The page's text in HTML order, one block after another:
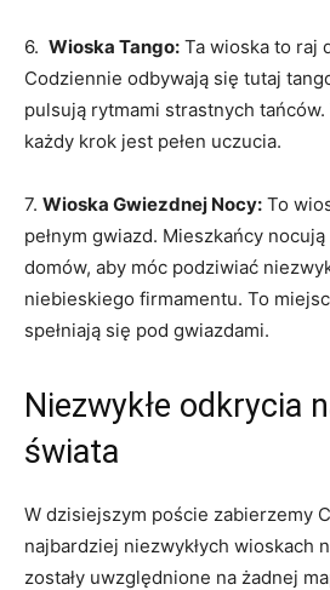
6. ⁤ Wioska Tango: Ta wioska ⁣to raj
Codziennie ⁤odbywają się tutaj
pulsują rytmami ​strastnych
każdy krok jest pełen uczucia.
7.⁤ Wioska⁤ Gwiezdnej Nocy: To
pełnym gwiazd. Mieszkańcy
domów, aby móc podziwiać
niebieskiego firmamentu. To
⁤spełniają się pod gwiazdami.
Niezwykłe‌ odkrycia
świata
W dzisiejszym poście zabierzemy
najbardziej niezwykłych wioskach
zostały‍ uwzględnione na żadnej